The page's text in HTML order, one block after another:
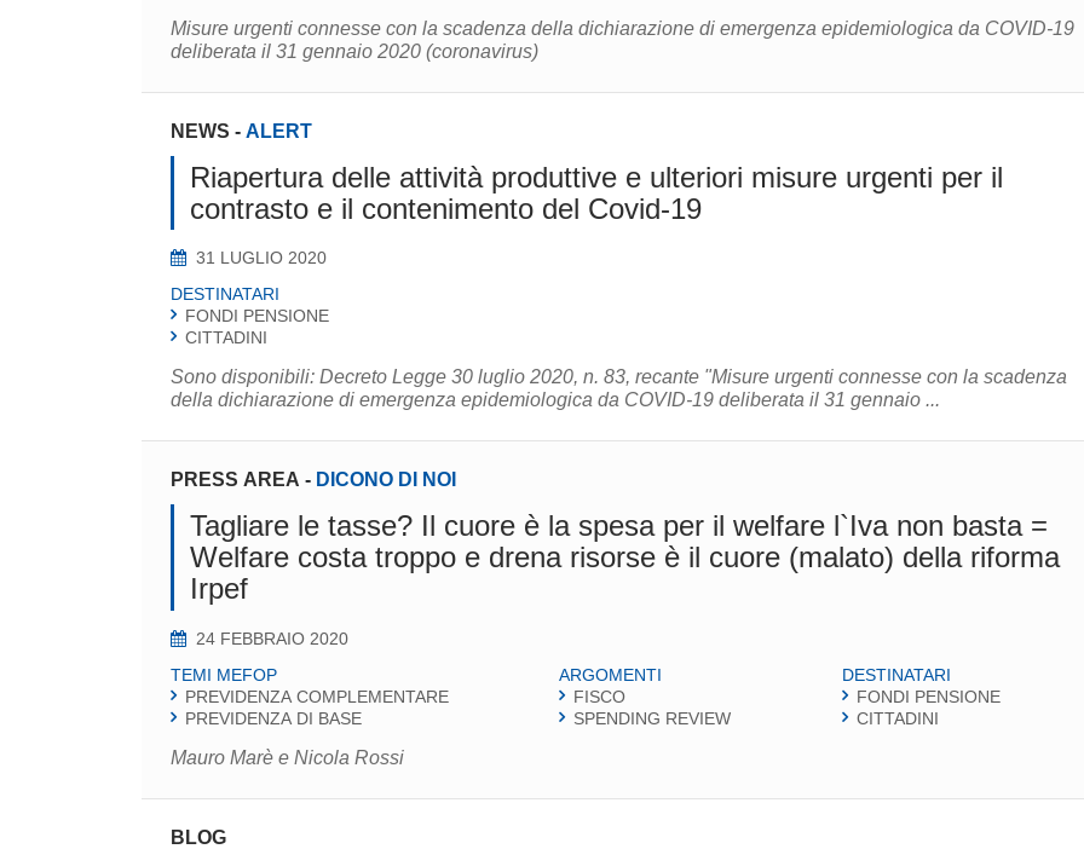
Misure urgenti connesse con la scadenza della dichiarazione di emergenza epidemiologica da COVID-19
deliberata il 31 gennaio 2020 (coronavirus)
NEWS - ALERT
Riapertura delle attività produttive e ulteriori misure urgenti per il
contrasto e il contenimento del Covid-19
31 LUGLIO 2020
DESTINATARI
FONDI PENSIONE
CITTADINI
Sono disponibili: Decreto Legge 30 luglio 2020, n. 83, recante "Misure urgenti connesse con la scadenza
della dichiarazione di emergenza epidemiologica da COVID-19 deliberata il 31 gennaio ...
PRESS AREA - DICONO DI NOI
Tagliare le tasse? Il cuore è la spesa per il welfare l`Iva non basta =
Welfare costa troppo e drena risorse è il cuore (malato) della riforma
Irpef
24 FEBBRAIO 2020
TEMI MEFOP
PREVIDENZA COMPLEMENTARE
PREVIDENZA DI BASE
ARGOMENTI
FISCO
SPENDING REVIEW
DESTINATARI
FONDI PENSIONE
CITTADINI
Mauro Marè e Nicola Rossi
BLOG